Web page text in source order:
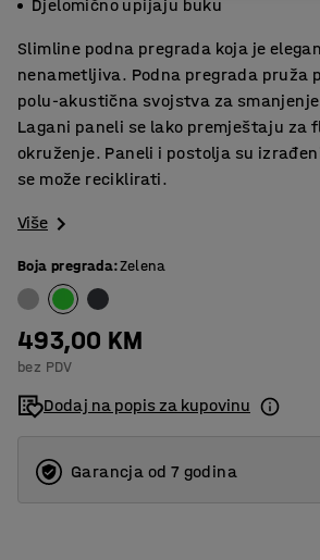
Djelomično upijaju buku
Slimline podna pregrada koja je
nenametljiva. Podna pregrada pruža
polu-akustična svojstva za smanjenje
Lagani paneli se lako premještaju za
okruženje. Paneli i postolja su
se može reciklirati.
Više
Boja pregrada:Zelena
493,00 KM
bez PDV
Dodaj na popis za kupovinu
Garancja od 7 godina